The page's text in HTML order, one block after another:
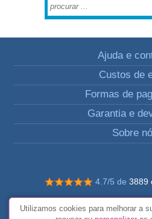
Ajuda e
Custos de
Formas de
Garantia e
Sobre
4.7/5 de 3889
© Todos os direitos
Utilizamos cookies para melhorar a